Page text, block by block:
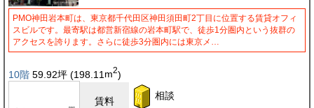
PMO神田岩本町は、東京都千代田区神田須田町2丁目に位置する賃貸オフィ
スビルです。最寄駅は都営新宿線の岩本町駅で、徒歩1分圏内という抜群の
アクセスを誇ります。さらに徒歩3分圏内には東京メ…
10階 59.92坪 (198.11 m2)
賃料 相談